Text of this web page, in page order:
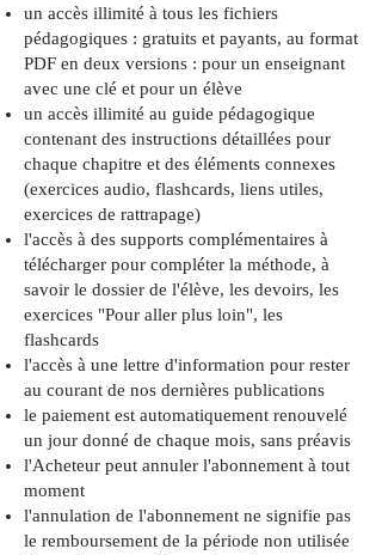
un accès illimité à tous les fichiers
pédagogiques : gratuits et payants, au format
PDF en deux versions : pour un enseignant
avec une clé et pour un élève
un accès illimité au guide pédagogique
contenant des instructions détaillées pour
chaque chapitre et des éléments connexes
(exercices audio, flashcards, liens utiles,
exercices de rattrapage)
l'accès à des supports complémentaires à
télécharger pour compléter la méthode, à
savoir le dossier de l'élève, les devoirs, les
exercices "Pour aller plus loin", les
flashcards
l'accès à une lettre d'information pour rester
au courant de nos dernières publications
le paiement est automatiquement renouvelé
un jour donné de chaque mois, sans préavis
l'Acheteur peut annuler l'abonnement à tout
moment
l'annulation de l'abonnement ne signifie pas
le remboursement de la période non utilisée